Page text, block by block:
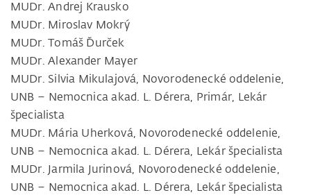
MUDr. Andrej Krausko
MUDr. Miroslav Mokrý
MUDr. Tomáš Ďurček
MUDr. Alexander Mayer
MUDr. Silvia Mikulajová, Novorodenecké oddelenie,
UNB – Nemocnica akad. L. Dérera, Primár, Lekár
špecialista
MUDr. Mária Uherková, Novorodenecké oddelenie,
UNB – Nemocnica akad. L. Dérera, Lekár špecialista
MUDr. Jarmila Jurinová, Novorodenecké oddelenie,
UNB – Nemocnica akad. L. Dérera, Lekár špecialista